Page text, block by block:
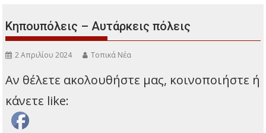
Κηπουπόλεις – Αυτάρκεις πόλεις
2 Απριλίου 2024 Τοπικά Νέα
Αν θέλετε ακολουθήστε μας, κοινοποιήστε ή
κάνετε like: